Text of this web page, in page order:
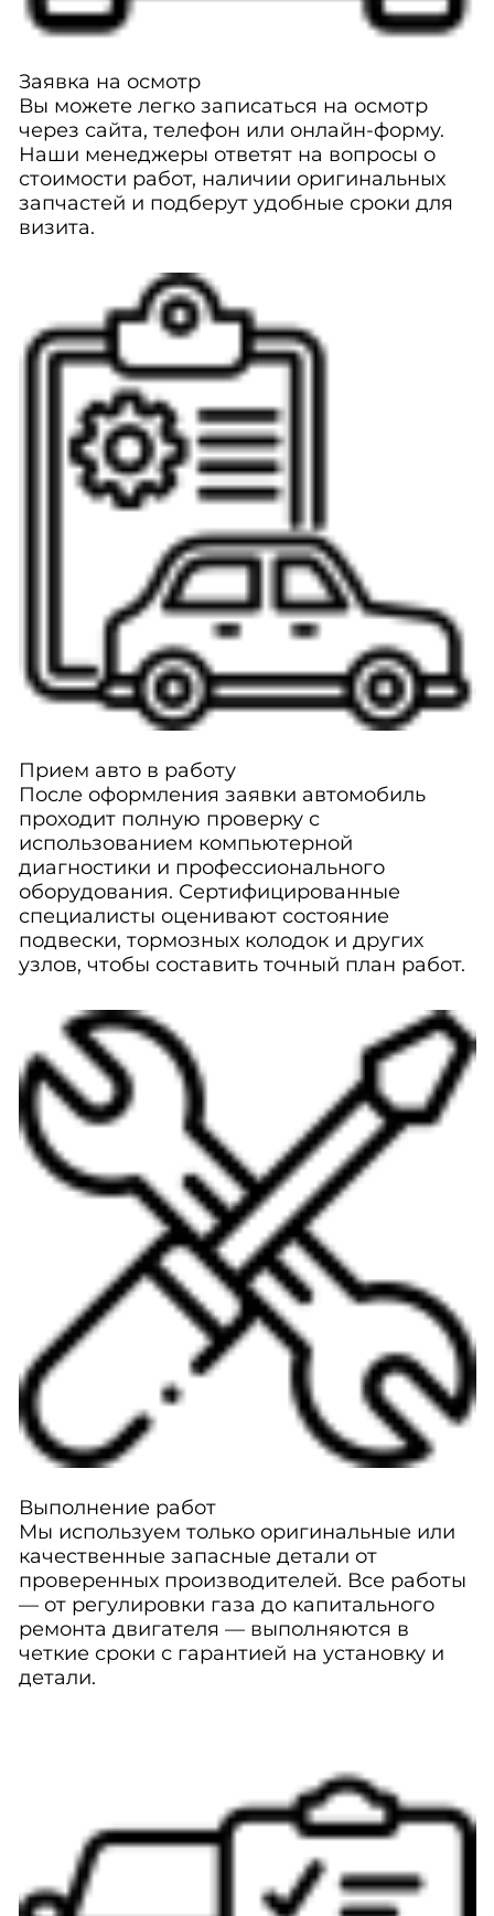
Заявка на осмотр
Вы можете легко записаться на осмотр
через сайта, телефон или онлайн-форму.
Наши менеджеры ответят на вопросы о
стоимости работ, наличии оригинальных
запчастей и подберут удобные сроки для
визита.
Прием авто в работу
После оформления заявки автомобиль
проходит полную проверку с
использованием компьютерной
диагностики и профессионального
оборудования. Сертифицированные
специалисты оценивают состояние
подвески, тормозных колодок и других
узлов, чтобы составить точный план работ.
Выполнение работ
Мы используем только оригинальные или
качественные запасные детали от
проверенных производителей. Все работы
— от регулировки газа до капитального
ремонта двигателя — выполняются в
четкие сроки с гарантией на установку и
детали.